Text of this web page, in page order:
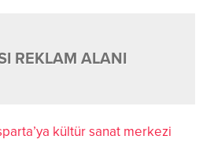
REKLAM ALANI